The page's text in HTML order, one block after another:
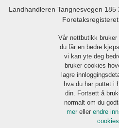
Landhandleren Tangnesvegen 185
Vår nettbutikk
du får en bedre
vi kan yte deg
bruker cookies
lagre
hva du har puttet i
din. Fortsett å
normalt om du
mer eller endre